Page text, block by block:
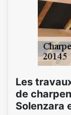
Les
de
Solenzara